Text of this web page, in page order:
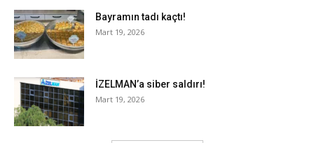
Bayramın tadı kaçtı!
Mart 19, 2026
İZELMAN’a siber saldırı!
Mart 19, 2026